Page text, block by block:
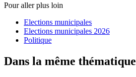
Pour aller plus loin
Elections municipales
Elections municipales 2026
Politique
Dans la même thématique